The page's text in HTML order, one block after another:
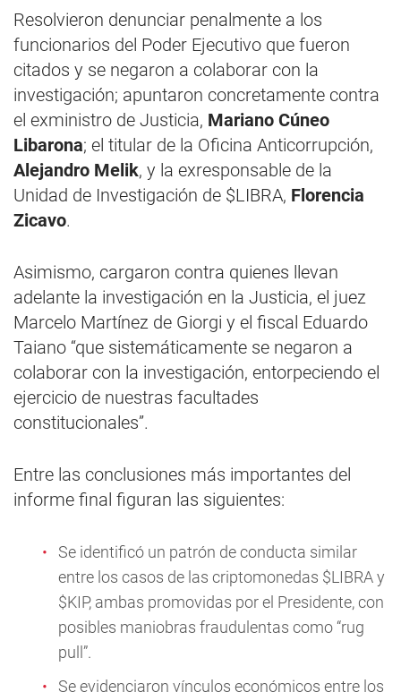
Resolvieron denunciar penalmente a los
funcionarios del Poder Ejecutivo que fueron
citados y se negaron a colaborar con la
investigación; apuntaron concretamente contra
el exministro de Justicia, Mariano Cúneo
Libarona; el titular de la Oficina Anticorrupción,
Alejandro Melik, y la exresponsable de la
Unidad de Investigación de $LIBRA, Florencia
Zicavo.
Asimismo, cargaron contra quienes llevan
adelante la investigación en la Justicia, el juez
Marcelo Martínez de Giorgi y el fiscal Eduardo
Taiano “que sistemáticamente se negaron a
colaborar con la investigación, entorpeciendo el
ejercicio de nuestras facultades
constitucionales”.
Entre las conclusiones más importantes del
informe final figuran las siguientes:
Se identificó un patrón de conducta similar
entre los casos de las criptomonedas $LIBRA y
$KIP, ambas promovidas por el Presidente, con
posibles maniobras fraudulentas como “rug
pull”.
Se evidenciaron vínculos económicos entre los